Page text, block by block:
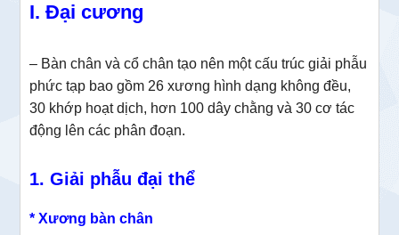
I. Đại cương
– Bàn chân và cổ chân tạo nên một cấu trúc giải phẫu
phức tạp bao gồm 26 xương hình dạng không đều,
30 khớp hoạt dịch, hơn 100 dây chằng và 30 cơ tác
động lên các phân đoạn.
1. Giải phẫu đại thể
* Xương bàn chân